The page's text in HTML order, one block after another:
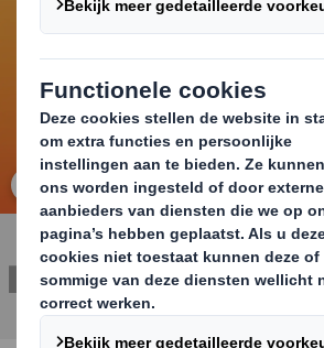
Klik om de afbeelding te vergroten